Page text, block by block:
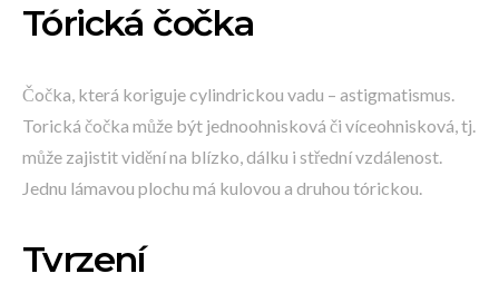
Tórická čočka
Čočka, která koriguje cylindrickou vadu – astigmatismus.
Torická čočka může být jednoohnisková či víceohnisková, tj.
může zajistit vidění na blízko, dálku i střední vzdálenost.
Jednu lámavou plochu má kulovou a druhou tórickou.
Tvrzení